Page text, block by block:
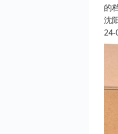
的
沈
24-